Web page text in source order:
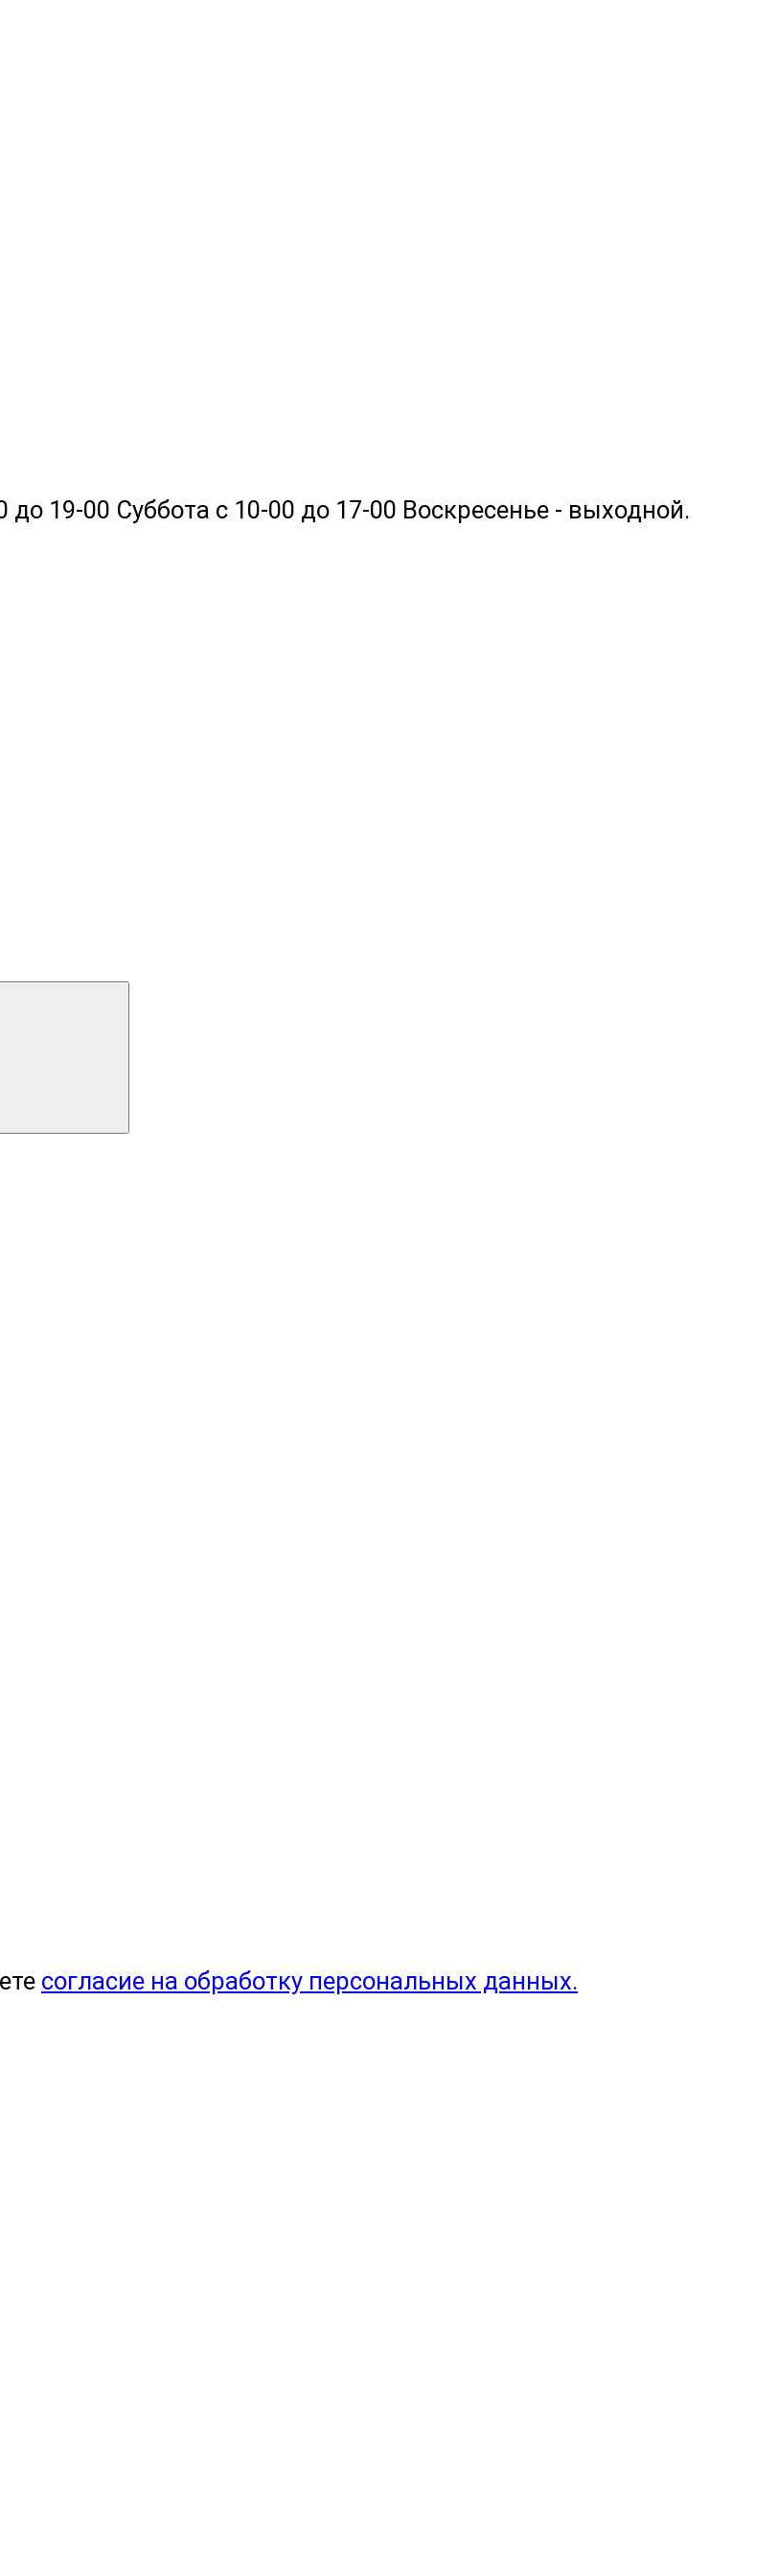
19-00 Суббота с 10-00 до 17-00 Воскресенье - выходной.
согласие на обработку персональных данных.